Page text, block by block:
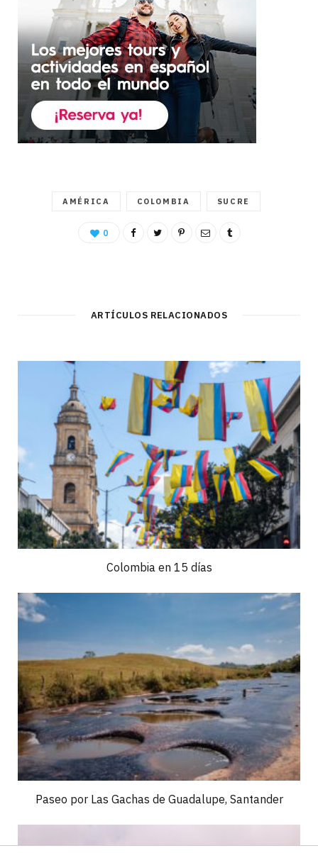
AMÉRICA COLOMBIA SUCRE
0
ARTÍCULOS RELACIONADOS
Colombia en 15 días
Paseo por Las Gachas de Guadalupe, Santander